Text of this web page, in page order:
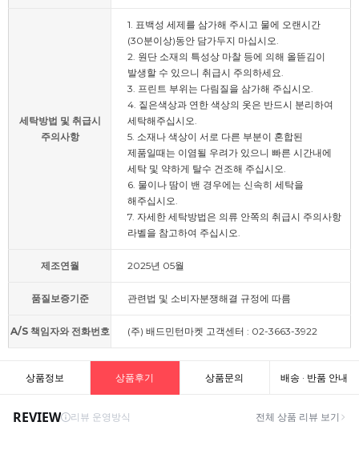
세탁방법 및 취급시
주의사항
1. 표백성 세제를 삼가해 주시고 물에 오랜시간
(30분이상)동안 담가두지 마십시오.
2. 원단 소재의 특성상 마찰 등에 의해 올뜯김이
발생할 수 있으니 취급시 주의하세요.
3. 프린트 부위는 다림질을 삼가해 주십시오.
4. 짙은색상과 연한 색상의 옷은 반드시 분리하여
세탁해주십시오.
5. 소재나 색상이 서로 다른 부분이 혼합된
제품일때는 이염될 우려가 있으니 빠른 시간내에
세탁 및 약하게 탈수 건조해 주십시오.
6. 물이나 땀이 밴 경우에는 신속히 세탁을
해주십시오.
7. 자세한 세탁방법은 의류 안쪽의 취급시 주의사항
라벨을 참고하여 주십시오.
제조연월 2025년 05월
품질보증기준 관련법 및 소비자분쟁해결 규정에 따름
A/S 책임자와 전화번호 (주) 배드민턴마켓 고객센터 : 02-3663-3922
상품정보 상품후기 상품문의 배송 · 반품 안내